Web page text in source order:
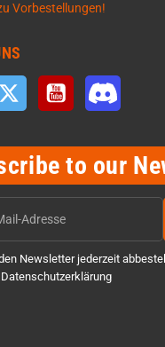
Vorbestellungen!
Twitter YouTube
to our
Newsletter jederzeit